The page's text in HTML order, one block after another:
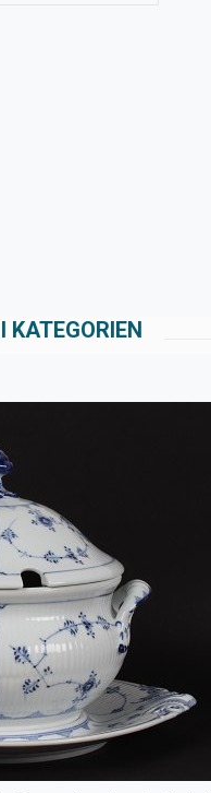
KATEGORIEN